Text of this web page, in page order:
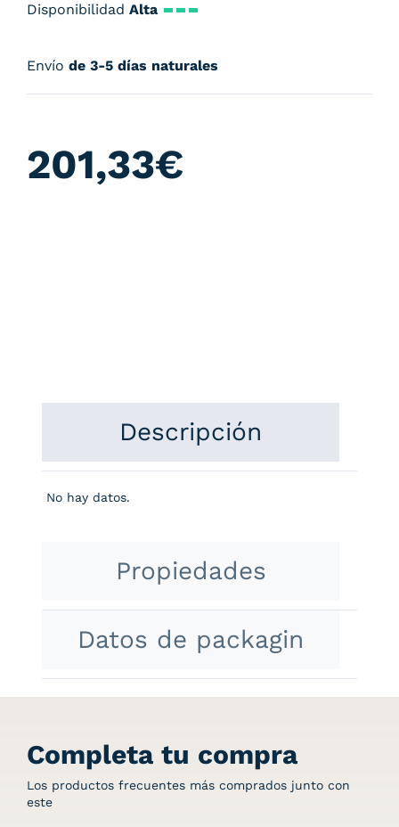
Disponibilidad Alta
Envío de 3-5 días naturales
201,33€
Descripción
No hay datos.
Propiedades
Datos de packagin
Completa tu compra
Los productos frecuentes más comprados junto con
este